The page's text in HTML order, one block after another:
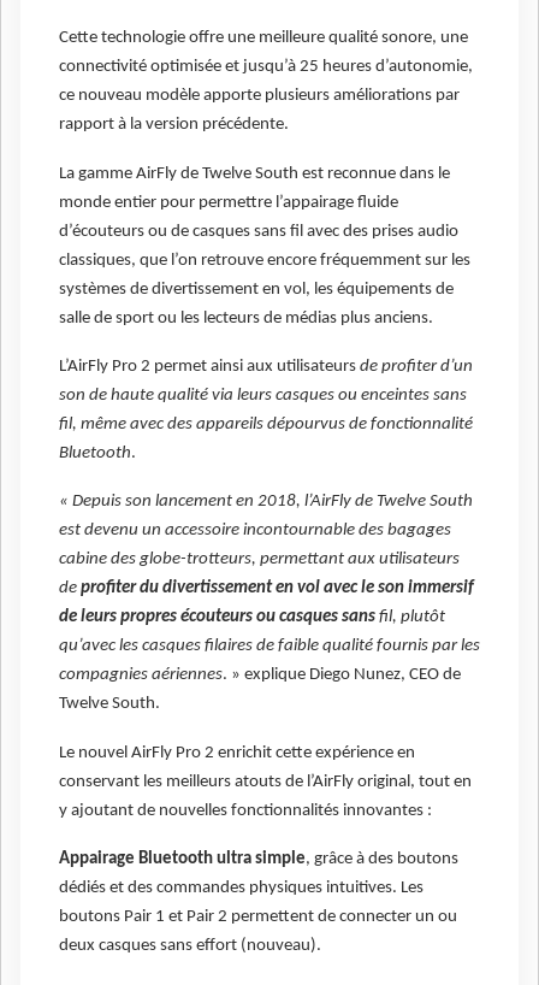
Cette technologie offre une meilleure qualité sonore, une
connectivité optimisée et jusqu’à 25 heures d’autonomie,
ce nouveau modèle apporte plusieurs améliorations par
rapport à la version précédente.
La gamme AirFly de Twelve South est reconnue dans le
monde entier pour permettre l’appairage fluide
d’écouteurs ou de casques sans fil avec des prises audio
classiques, que l’on retrouve encore fréquemment sur les
systèmes de divertissement en vol, les équipements de
salle de sport ou les lecteurs de médias plus anciens.
L’AirFly Pro 2 permet ainsi aux utilisateurs de profiter d’un
son de haute qualité via leurs casques ou enceintes sans
fil, même avec des appareils dépourvus de fonctionnalité
Bluetooth.
« Depuis son lancement en 2018, l’AirFly de Twelve South
est devenu un accessoire incontournable des bagages
cabine des globe-trotteurs, permettant aux utilisateurs
de profiter du divertissement en vol avec le son immersif
de leurs propres écouteurs ou casques sans fil, plutôt
qu’avec les casques filaires de faible qualité fournis par les
compagnies aériennes. » explique Diego Nunez, CEO de
Twelve South.
Le nouvel AirFly Pro 2 enrichit cette expérience en
conservant les meilleurs atouts de l’AirFly original, tout en
y ajoutant de nouvelles fonctionnalités innovantes :
Appairage Bluetooth ultra simple, grâce à des boutons
dédiés et des commandes physiques intuitives. Les
boutons Pair 1 et Pair 2 permettent de connecter un ou
deux casques sans effort (nouveau).